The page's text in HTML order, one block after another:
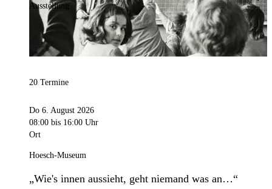
Ausstellung
20 Termine
Do 6. August 2026
08:00 bis 16:00 Uhr
Ort
Hoesch-Museum
„Wie's innen aussieht, geht niemand was an…“